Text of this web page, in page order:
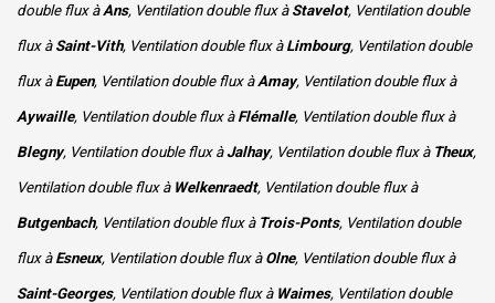
double flux àAns, Ventilation double flux à Stavelot, Ventilation double
flux à Saint-Vith, Ventilation double flux à Limbourg, Ventilation double
flux à Eupen, Ventilation double flux àAmay, Ventilation double flux à
Aywaille, Ventilation double flux à Flémalle, Ventilation double flux à
Blegny, Ventilation double flux à Jalhay, Ventilation double flux à Theux,
Ventilation double flux à Welkenraedt, Ventilation double flux à
Butgenbach, Ventilation double flux à Trois-Ponts, Ventilation double
flux à Esneux, Ventilation double flux à Olne, Ventilation double flux à
Saint-Georges, Ventilation double flux à Waimes, Ventilation double